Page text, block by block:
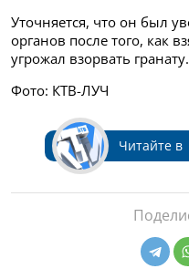
Уточняется, что он был
органов после того, как
угрожал взорвать гранату.
Фото: КТВ-ЛУЧ
Читайте в